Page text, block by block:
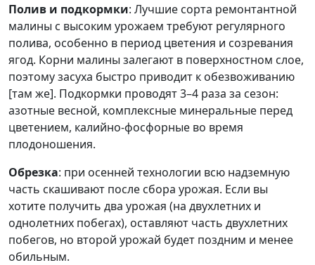
Полив и подкормки: Лучшие сорта ремонтантной
малины с высоким урожаем требуют регулярного
полива, особенно в период цветения и созревания
ягод. Корни малины залегают в поверхностном слое,
поэтому засуха быстро приводит к обезвоживанию
[там же]. Подкормки проводят 3–4 раза за сезон:
азотные весной, комплексные минеральные перед
цветением, калийно-фосфорные во время
плодоношения.
Обрезка: при осенней технологии всю надземную
часть скашивают после сбора урожая. Если вы
хотите получить два урожая (на двухлетних и
однолетних побегах), оставляют часть двухлетних
побегов, но второй урожай будет поздним и менее
обильным.